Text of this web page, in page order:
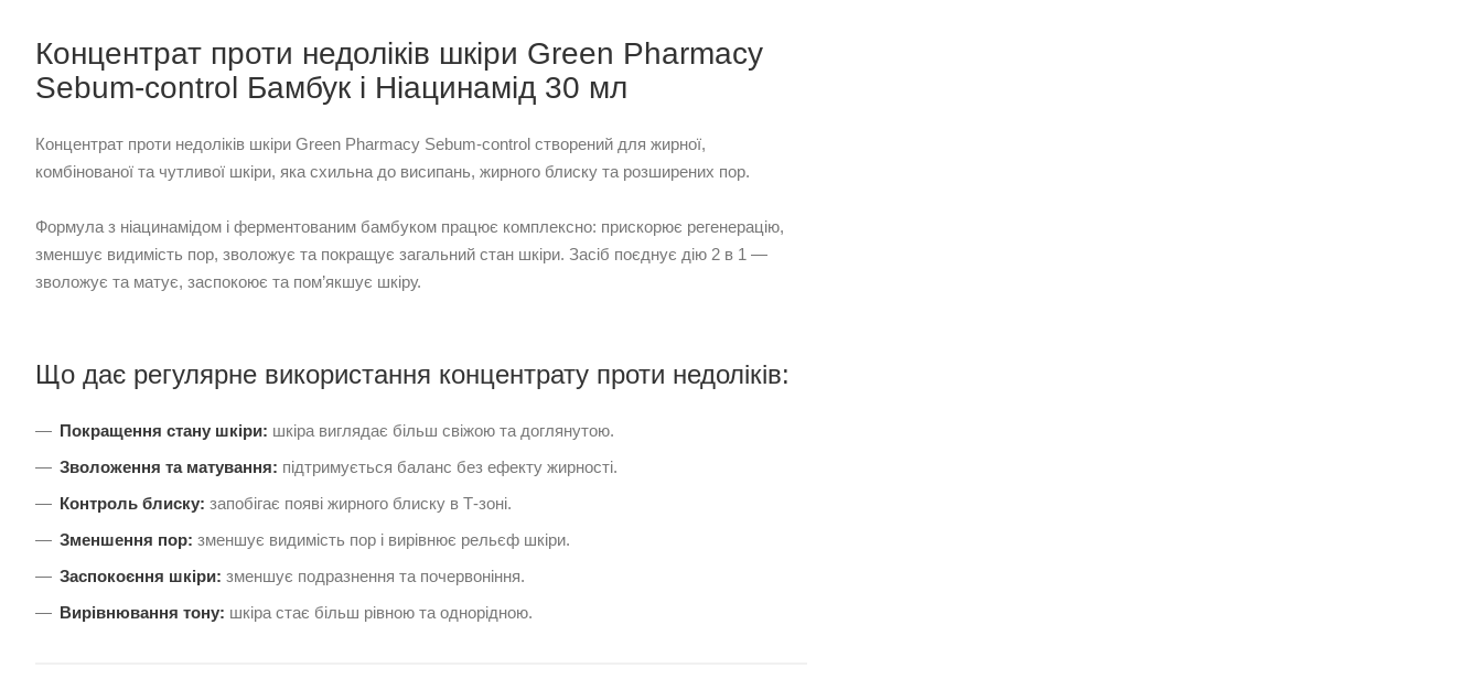
Концентрат проти недоліків шкіри Green Pharmacy
Sebum-control Бамбук і Ніацинамід 30 мл
Концентрат проти недоліків шкіри Green Pharmacy Sebum-control створений для жирної,
комбінованої та чутливої шкіри, яка схильна до висипань, жирного блиску та розширених пор.
Формула з ніацинамідом і ферментованим бамбуком працює комплексно: прискорює регенерацію,
зменшує видимість пор, зволожує та покращує загальний стан шкіри. Засіб поєднує дію 2 в 1 —
зволожує та матує, заспокоює та пом’якшує шкіру.
Що дає регулярне використання концентрату проти недоліків:
Покращення стану шкіри: шкіра виглядає більш свіжою та доглянутою.
Зволоження та матування: підтримується баланс без ефекту жирності.
Контроль блиску: запобігає появі жирного блиску в Т-зоні.
Зменшення пор: зменшує видимість пор і вирівнює рельєф шкіри.
Заспокоєння шкіри: зменшує подразнення та почервоніння.
Вирівнювання тону: шкіра стає більш рівною та однорідною.